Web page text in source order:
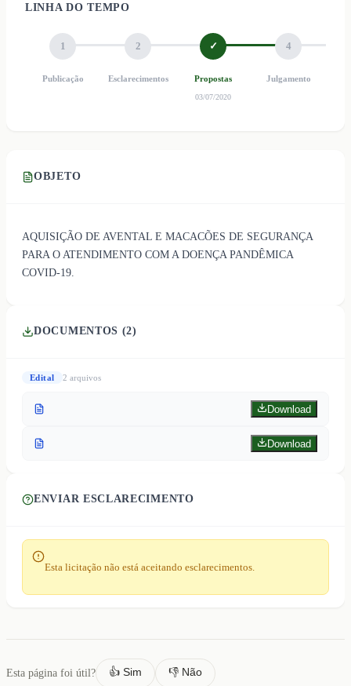
LINHA DO TEMPO
1
Publicação
2
Esclarecimentos
✓
Propostas
03/07/2020
4
Julgamento
OBJETO
AQUISIÇÃO DE AVENTAL E MACACÕES DE SEGURANÇA
PARA O ATENDIMENTO COM A DOENÇA PANDÊMICA
COVID-19.
DOCUMENTOS (2)
Edital 2 arquivos
Download
Download
ENVIAR ESCLARECIMENTO
Esta licitação não está aceitando esclarecimentos.
Esta página foi útil? 👍 Sim 👎 Não